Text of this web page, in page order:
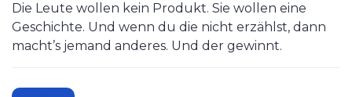
Die Leute wollen kein Produkt. Sie wollen eine
Geschichte. Und wenn du die nicht erzählst, dann
macht’s jemand anderes. Und der gewinnt.